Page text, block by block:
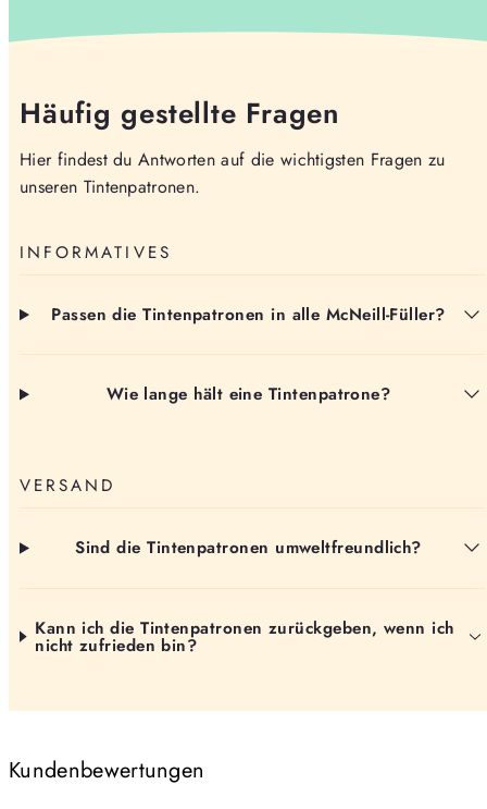
Häufig gestellte Fragen
Hier findest du Antworten auf die wichtigsten Fragen zu
unseren Tintenpatronen.
INFORMATIVES
Passen die Tintenpatronen in alle McNeill-Füller?
Wie lange hält eine Tintenpatrone?
VERSAND
Sind die Tintenpatronen umweltfreundlich?
Kann ich die Tintenpatronen zurückgeben, wenn ich
nicht zufrieden bin?
Kundenbewertungen